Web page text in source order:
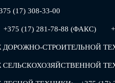
(17) 308-33-00
+375 (17) 281-78-88 (ФАКС)
ДОРОЖНО-СТРОИТЕЛЬНОЙ
СЕЛЬСКОХОЗЯЙСТВЕННОЙ